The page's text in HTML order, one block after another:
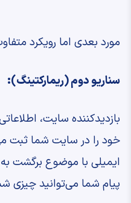
مورد بعدی اما رویکرد
سناریو دوم (ریمارکتینگ):
بازدیدکننده سایت،
خود را در سایت شما ثبت
ایمیلی با موضوع برگشت
پیام شما می‌توانید چیزی